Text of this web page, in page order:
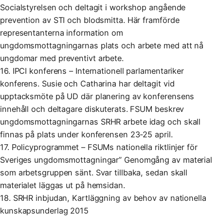
Socialstyrelsen och deltagit i workshop angående
prevention av STI och blodsmitta. Här framförde
representanterna information om
ungdomsmottagningarnas plats och arbete med att nå
ungdomar med preventivt arbete.
16. IPCI konferens – Internationell parlamentariker
konferens. Susie och Catharina har deltagit vid
upptacksmöte på UD där planering av konferensens
innehåll och deltagare diskuterats. FSUM beskrev
ungdomsmottagningarnas SRHR arbete idag och skall
finnas på plats under konferensen 23-25 april.
17. Policyprogrammet – FSUMs nationella riktlinjer för
Sveriges ungdomsmottagningar” Genomgång av material
som arbetsgruppen sänt. Svar tillbaka, sedan skall
materialet läggas ut på hemsidan.
18. SRHR inbjudan, Kartläggning av behov av nationella
kunskapsunderlag 2015